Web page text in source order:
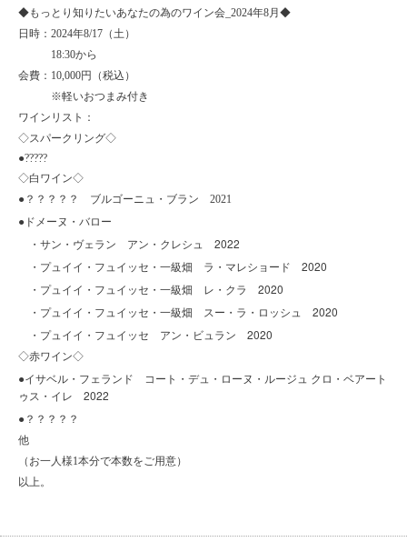
◆もっとり知りたいあなたの為のワイン会 _2024年8月◆
日時： 2024年8/17 （土）
18:30から
会費： 10,000円（税込）
※軽いおつまみ付き
ワインリスト：
◇スパークリング◇
●?????
◇白ワイン◇
● ？？？？？ ブルゴーニュ・ブラン 2021
●ドメーヌ・バロー
・サン・ヴェラン アン・クレシュ 2022
・プュイイ・フュイッセ・一級畑 ラ・マレショード 2020
・プュイイ・フュイッセ・一級畑 レ・クラ 2020
・プュイイ・フュイッセ・一級畑 スー・ラ・ロッシュ 2020
・プュイイ・フュイッセ アン・ビュラン 2020
◇赤ワイン◇
●イサベル・フェランド コート・デュ・ローヌ・ルージュ クロ・ベアート
ゥス・イレ 2022
● ？？？？？
他
（お一人様1本分で本数をご用意）
以上。